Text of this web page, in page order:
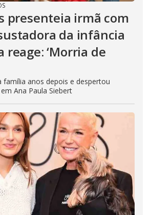
presenteia irmã com
da infância
reage: ‘Morria de
família anos depois e despertou
Ana Paula Siebert